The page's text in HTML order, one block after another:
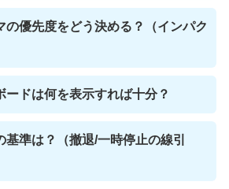
の優先度をどう決める？（インパク
ードは何を表示すれば十分？
基準は？（撤退/一時停止の線引